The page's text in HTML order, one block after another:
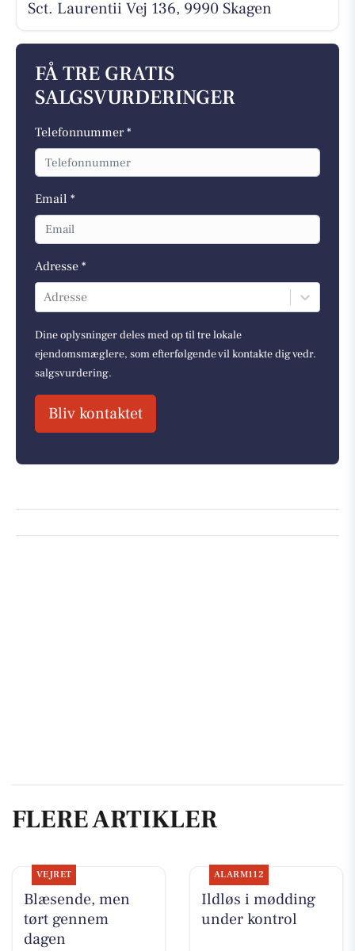
Sct. Laurentii Vej 136, 9990 Skagen
FÅ TRE GRATIS
SALGSVURDERINGER
Telefonnummer *
Email *
Adresse *
Adresse
Dine oplysninger deles med op til tre lokale
ejendomsmæglere, som efterfølgende vil kontakte dig vedr.
salgsvurdering.
Bliv kontaktet
FLERE ARTIKLER
VEJRET
Blæsende, men
tørt gennem
dagen
ALARM112
Ildløs i mødding
under kontrol